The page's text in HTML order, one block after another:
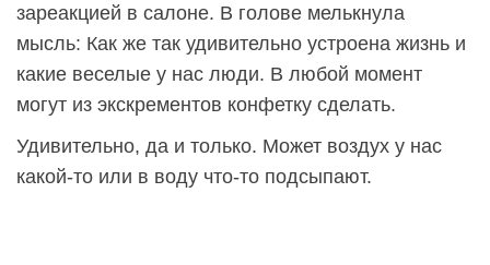
зареакцией в салоне. В голове мелькнула
мысль: Как же так удивительно устроена жизнь и
какие веселые у нас люди. В любой момент
могут из экскрементов конфетку сделать.
Удивительно, да и только. Может воздух у нас
какой-то или в воду что-то подсыпают.